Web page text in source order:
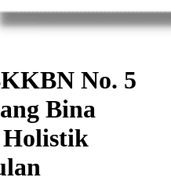
No. 5
Bina